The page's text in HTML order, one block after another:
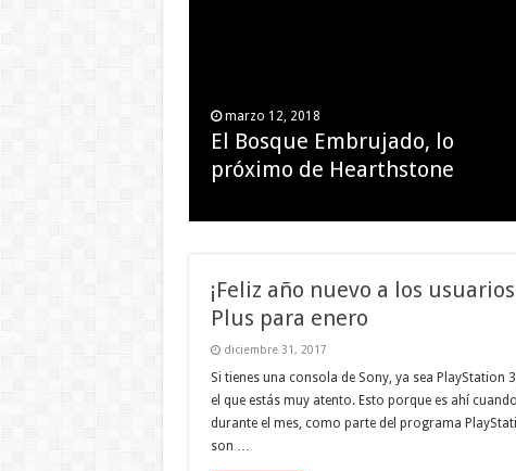
marzo 12, 2018
El Bosque Embrujado, lo
próximo de Hearthstone
marzo 4, 2018
La historia de Chile en los Óscar
¡Feliz año nuevo a los
Plus para enero
diciembre 31, 2017
Si tienes una consola de Sony, ya sea PlayStation
el que estás muy atento. Esto porque es ahí
durante el mes, como parte del programa
son …